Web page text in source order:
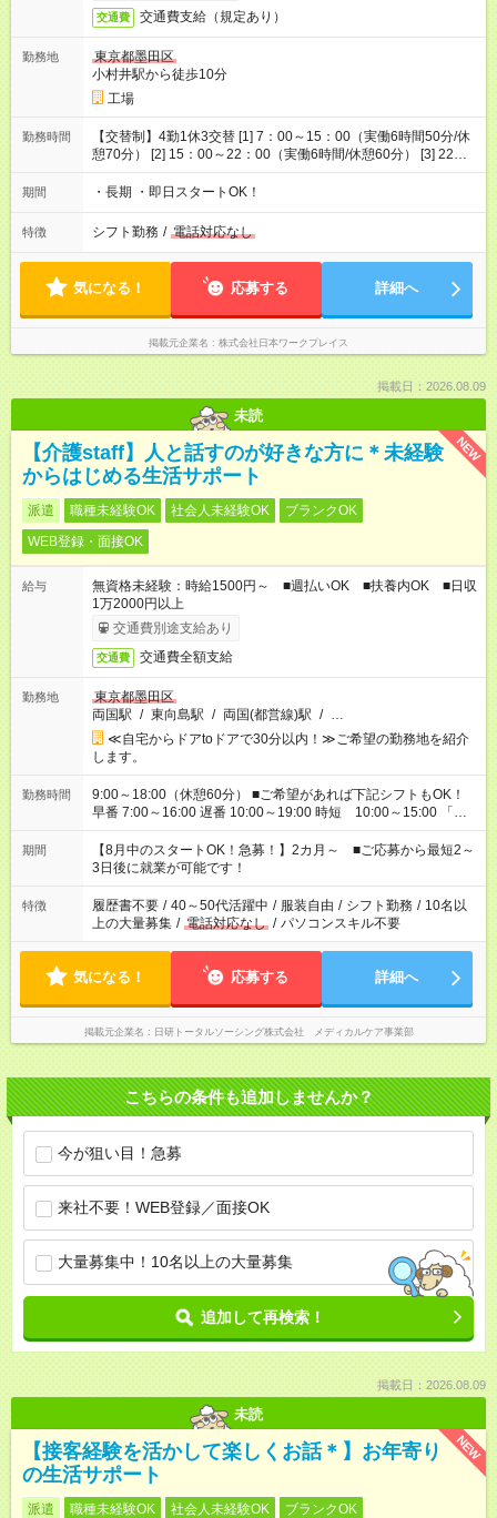
交通費 交通費支給（規定あり）
勤務地
東京都墨田区
小村井駅から徒歩10分
工場
勤務時間
【交替制】4勤1休3交替 [1] 7：00～15：00（実働6時間50分/休
憩70分） [2] 15：00～22：00（実働6時間/休憩60分） [3] 22：
00～翌7：00（実働7時間40分/休憩80分） ※勤務は[3][3][3][3]休
休[2][2][2][2]休[1][1][1][1]休[3][3][3][3]・・のパターンです。
期間 ・長期 ・即日スタートOK！
特徴 シフト勤務 / 電話対応なし
気になる！ 応募する 詳細へ
掲載元企業名 株式会社日本ワークプレイス
掲載日：2026.08.09
未読
NEW
【介護staff】人と話すのが好きな方に＊未経験
からはじめる生活サポート
派遣 職種未経験OK 社会人未経験OK
ブランクOK
WEB登録・面接OK
給与
無資格未経験：時給1500円～ ■週払いOK ■扶養内OK ■日収
1万2000円以上
交通費別途支給あり
交通費 交通費全額支給
勤務地
東京都墨田区
両国駅 / 東向島駅 / 両国(都営線)駅 / …
≪自宅からドアtoドアで30分以内！≫ご希望の勤務地を紹介
します。
勤務時間
9:00～18:00（休憩60分） ■ご希望があれば下記シフトもOK！
早番 7:00～16:00 遅番 10:00～19:00 時短 10:00～15:00 「家
族と休みを合わせたい」 「余裕を持って夕飯の準備がしたい」
「できれば残業はしたくない」 など、ご希望を教えてください
ね。 ※Wワーク希望の方へ 今ご覧のお仕事で希望する勤務時間
と、もう1つのお仕事の勤務時間。 合計で週40時間を超える場
合は応募できません。
期間
【8月中のスタートOK！急募！】2カ月～ ■ご応募から最短2～
3日後に就業が可能です！
特徴 履歴書不要 / 40～50代活躍中 / 服装自由 / シフト勤務 / 10名以
上の大量募集 / 電話対応なし / パソコンスキル不要
気になる！ 応募する 詳細へ
掲載元企業名 日研トータルソーシング株式会社 メディカルケア事業部
こちらの条件も追加しませんか？
今が狙い目！急募
来社不要！WEB登録／面接OK
大量募集中！10名以上の大量募集
追加して再検索！
掲載日：2026.08.09
未読
NEW
【接客経験を活かして楽しくお話＊】お年寄り
の生活サポート
派遣 職種未経験OK 社会人未経験OK ブランクOK